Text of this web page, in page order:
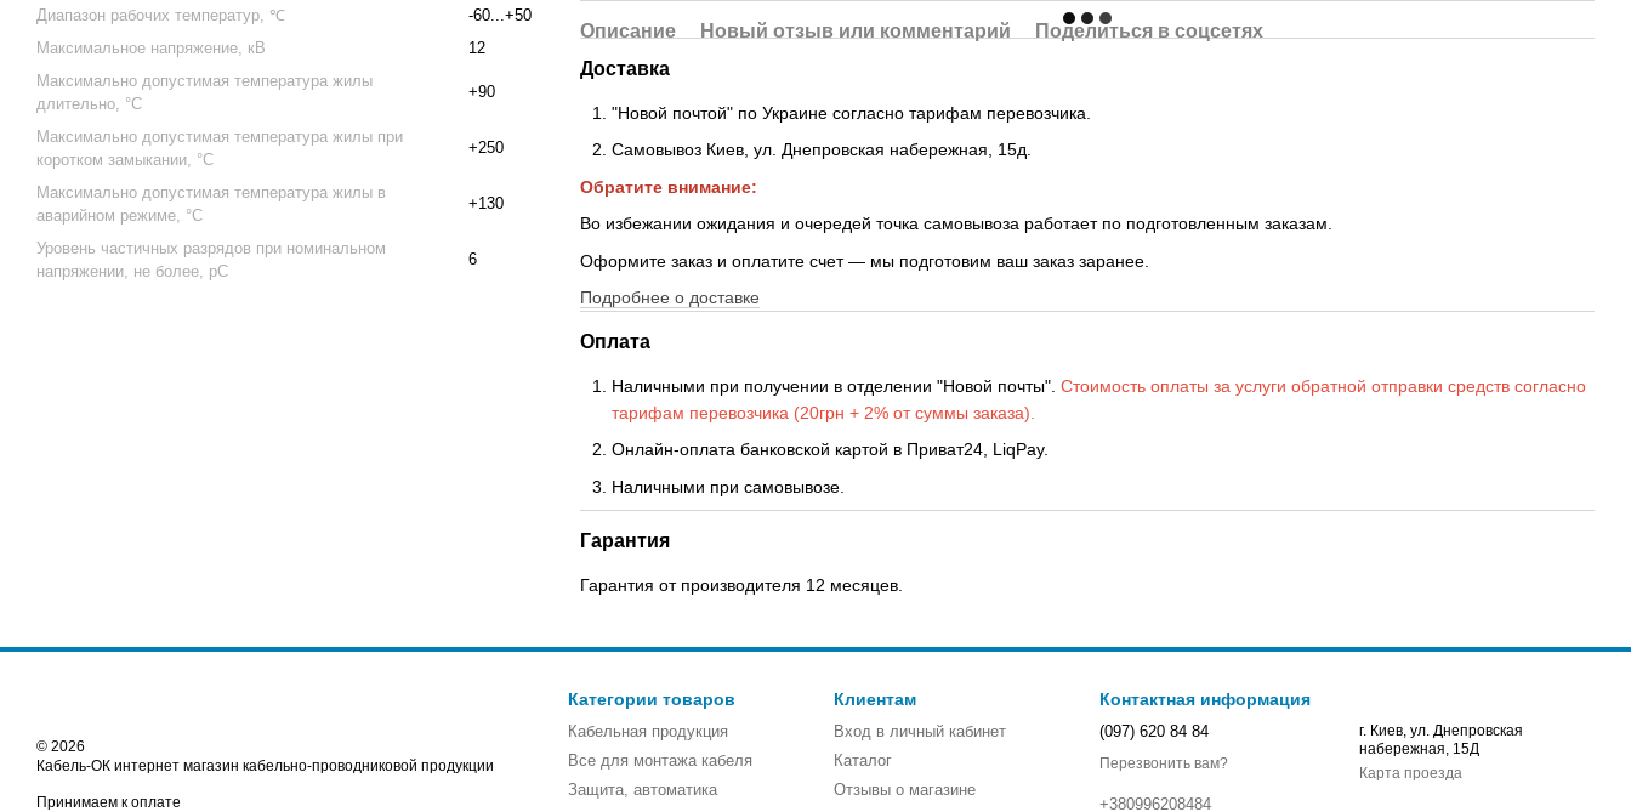
Диапазон рабочих температур, ℃
-60...+50
Максимальное напряжение, кВ
12
Максимально допустимая температура жилы
длительно, °С
+90
Максимально допустимая температура жилы при
коротком замыкании, °С
+250
Максимально допустимая температура жилы в
аварийном режиме, °С
+130
Уровень частичных разрядов при номинальном
напряжении, не более, pC
6
Описание Новый отзыв или комментарий
Поделиться в соцсетях
Доставка
"Новой почтой" по Украине согласно тарифам перевозчика.
Самовывоз Киев, ул. Днепровская набережная, 15д.
Обратите внимание:
Во избежании ожидания и очередей точка самовывоза работает по подготовленным заказам.
Оформите заказ и оплатите счет — мы подготовим ваш заказ заранее.
Подробнее о доставке
Оплата
Наличными при получении в отделении "Новой почты". Стоимость оплаты за услуги обратной отправки средств согласно
тарифам перевозчика (20грн + 2% от суммы заказа).
Онлайн-оплата банковской картой в Приват24, LiqPay.
Наличными при самовывозе.
Гарантия
Гарантия от производителя 12 месяцев.
© 2026
Кабель-ОК интернет магазин кабельно-проводниковой продукции
Принимаем к оплате
Категории товаров
Кабельная продукция
Все для монтажа кабеля
Защита, автоматика
Клиентам
Вход в личный кабинет
Каталог
Отзывы о магазине
Контактная информация
(097) 620 84 84
Перезвонить вам?
+380996208484
г. Киев, ул. Днепровская
набережная, 15Д
Карта проезда